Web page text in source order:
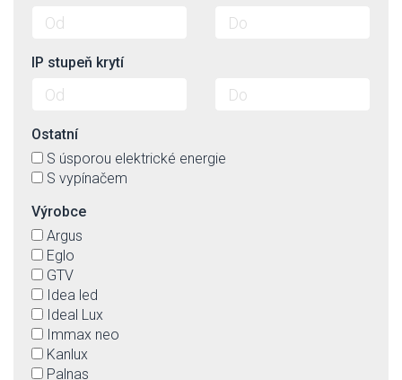
IP stupeň krytí
Ostatní
S úsporou elektrické energie
S vypínačem
Výrobce
Argus
Eglo
GTV
Idea led
Ideal Lux
Immax neo
Kanlux
Palnas